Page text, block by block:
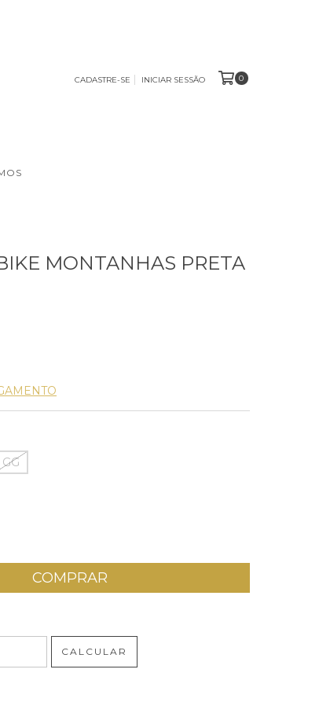
CADASTRE-SE INICIAR SESSÃO 0
MONTANHAS PRETA
GG
CALCULAR